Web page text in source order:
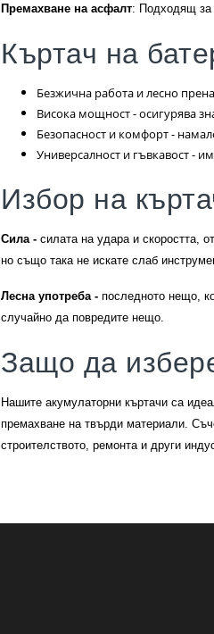
Премахване на асфалт: Подходящ за
Къртач на
Безжична работа и лесно
Висока мощност - осигурява
Безопасност и комфорт -
Универсалност и гъвкавост -
Избор на
Сила - силата на удара и скоростта,
но също така не искате слаб
Лесна употреба - последното нещо,
случайно да повредите нещо.
Защо да
Нашите акумулаторни къртачи са
премахване на твърди материали.
строителството, ремонта и други